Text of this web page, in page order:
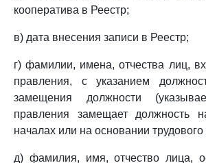
кооператива в Реестр;
в) дата внесения записи в Реестр;
г) фамилии, имена, отчества лиц,
правления, с указанием
замещения должности
правления замещает должность
началах или на основании трудового
д) фамилия, имя, отчество лица,